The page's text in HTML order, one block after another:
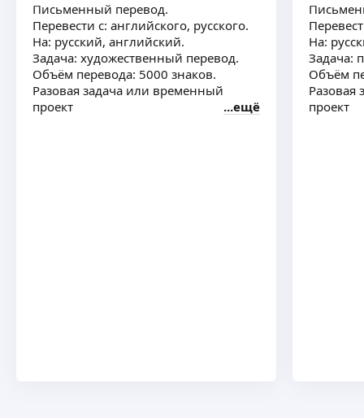
Письменный перевод.
Перевести с: английского, русского.
На: русский, английский.
Задача: художественный перевод.
Объём перевода: 5000 знаков.
Разовая задача или временный
проект
ещё
На:
Задача:
Объём
Разовая
проект